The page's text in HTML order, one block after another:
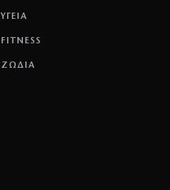
ΥΓΕΙΑ
FITNESS
ΖΩΔΙΑ